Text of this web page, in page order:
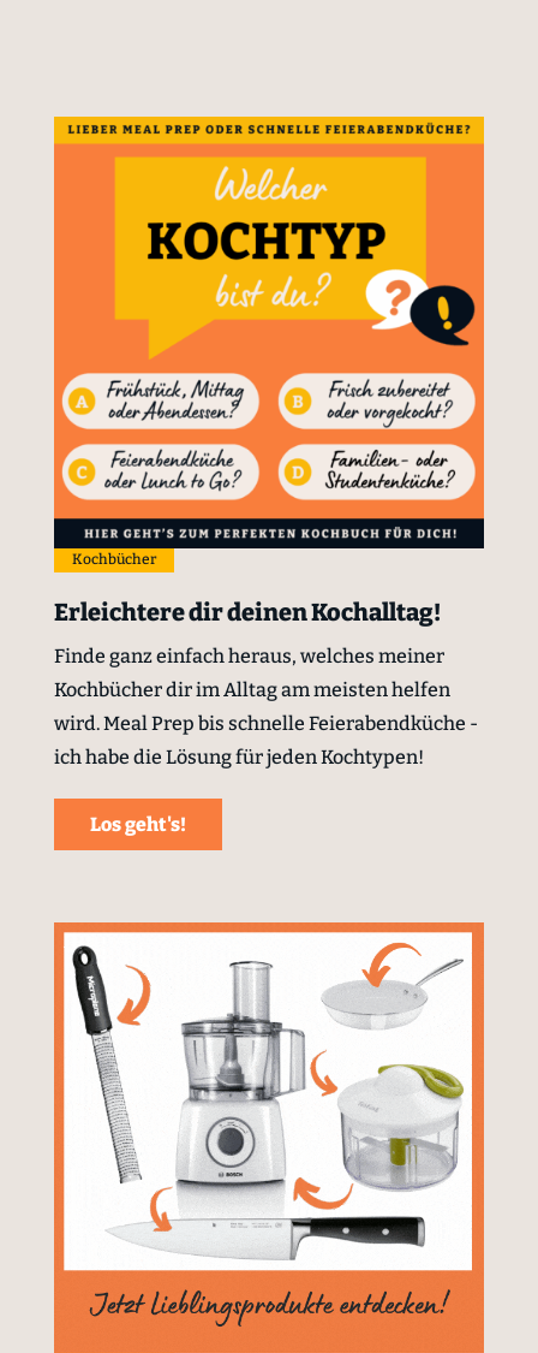
Kochbücher
Erleichtere dir deinen Kochalltag!
Finde ganz einfach heraus, welches meiner
Kochbücher dir im Alltag am meisten helfen
wird. Meal Prep bis schnelle Feierabendküche -
ich habe die Lösung für jeden Kochtypen!
Los geht's!